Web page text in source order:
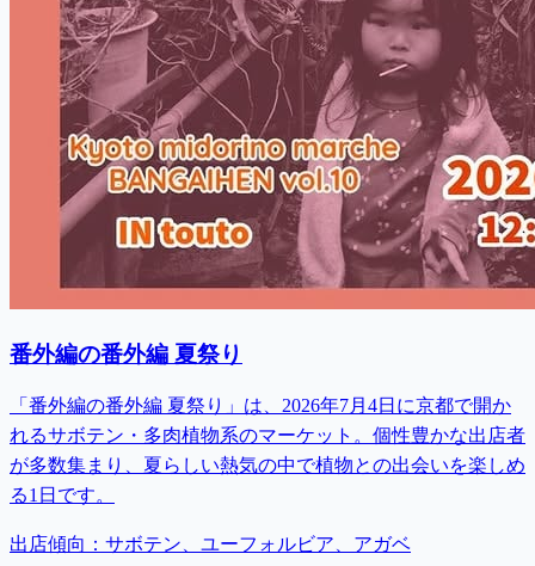
番外編の番外編 夏祭り
「番外編の番外編 夏祭り」は、2026年7月4日に京都で開か
れるサボテン・多肉植物系のマーケット。個性豊かな出店者
が多数集まり、夏らしい熱気の中で植物との出会いを楽しめ
る1日です。
出店傾向： サボテン、ユーフォルビア、アガベ